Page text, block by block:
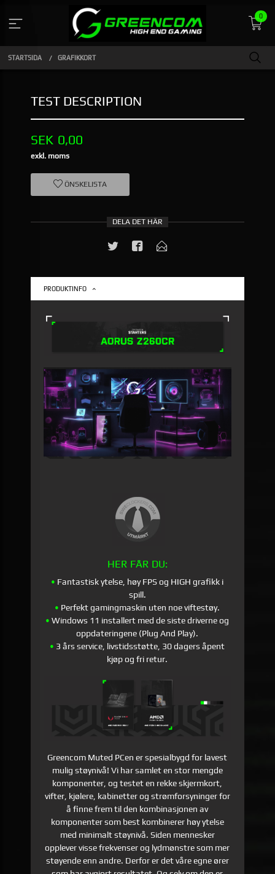
innehåll
0
STARTSIDA GRAFIKKORT
TEST DESCRIPTION
Pris
SEK 0,00
exkl. moms
ÖNSKELISTA
DELA DET HÄR
PRODUKTINFO
HER FÅR DU:
• Fantastisk ytelse, høy FPS og HIGH grafikk i
spill.
• Perfekt gamingmaskin uten noe viftestøy.
• Windows 11 installert med de siste driverne og
oppdateringene (Plug And Play).
• 3 års service, livstidsstøtte, 30 dagers åpent
kjøp og fri retur.
Greencom Muted PCen er spesialbygd for lavest
mulig støynivå! Vi har samlet en stor mengde
komponenter, og testet en rekke skjermkort,
vifter, kjølere, kabinetter og strømforsyninger for
å finne frem til den kombinasjonen av
komponenter som best kombinerer høy ytelse
med minimalt støynivå. Siden mennesker
opplever visse frekvenser og lydmønstre som mer
støyende enn andre. Derfor er det våre egne ører